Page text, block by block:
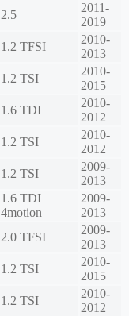
2.5
2011-
2019
1.2 TFSI
2010-
2013
1.2 TSI
2010-
2015
1.6 TDI
2010-
2012
1.2 TSI
2010-
2012
1.2 TSI
2009-
2013
1.6 TDI
4motion
2009-
2013
2.0 TFSI
2009-
2013
1.2 TSI
2010-
2015
1.2 TSI
2010-
2012